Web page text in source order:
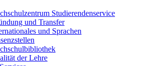
Studierendenservice
und Transfer
und Sprachen
der Lehre